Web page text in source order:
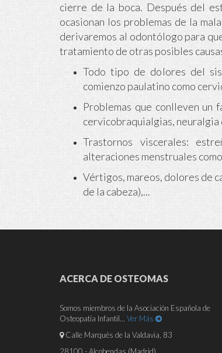
cierre de la boca. Después del
ocasionan los problemas de la
derivaremos al odontólogo para
tratamiento de otras posibles
Todo tipo de dolores del
comienzo paulatino como
Problemas que conlleven un
cervicobraquialgias,
Trastornos viscerales:
alteraciones menstruales
Vértigos, mareos, dolores de
de la cabeza),...
ACERCA DE OSTEOMAS
Somos miembros de la Asociación Española de
Osteopatía Infantil... Ver Más
Calle Marqués de la Valdavia, 83